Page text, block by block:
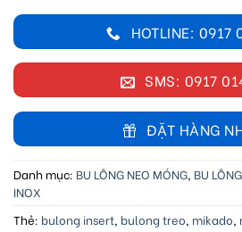
HOTLINE: 0917
SMS: 0917
ĐẶT HÀNG
Danh mục: BU LÔNG NEO MÓNG, BU
INOX
Thẻ: bulong insert, bulong treo, mikado,